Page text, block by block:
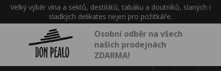
Velký výběr vína a sektů, destilátů, tabáku a doutníků, slaných i
sladkých delikates nejen pro požitkáře.
Osobní odběr na všech
našich prodejnách
ZDARMA!